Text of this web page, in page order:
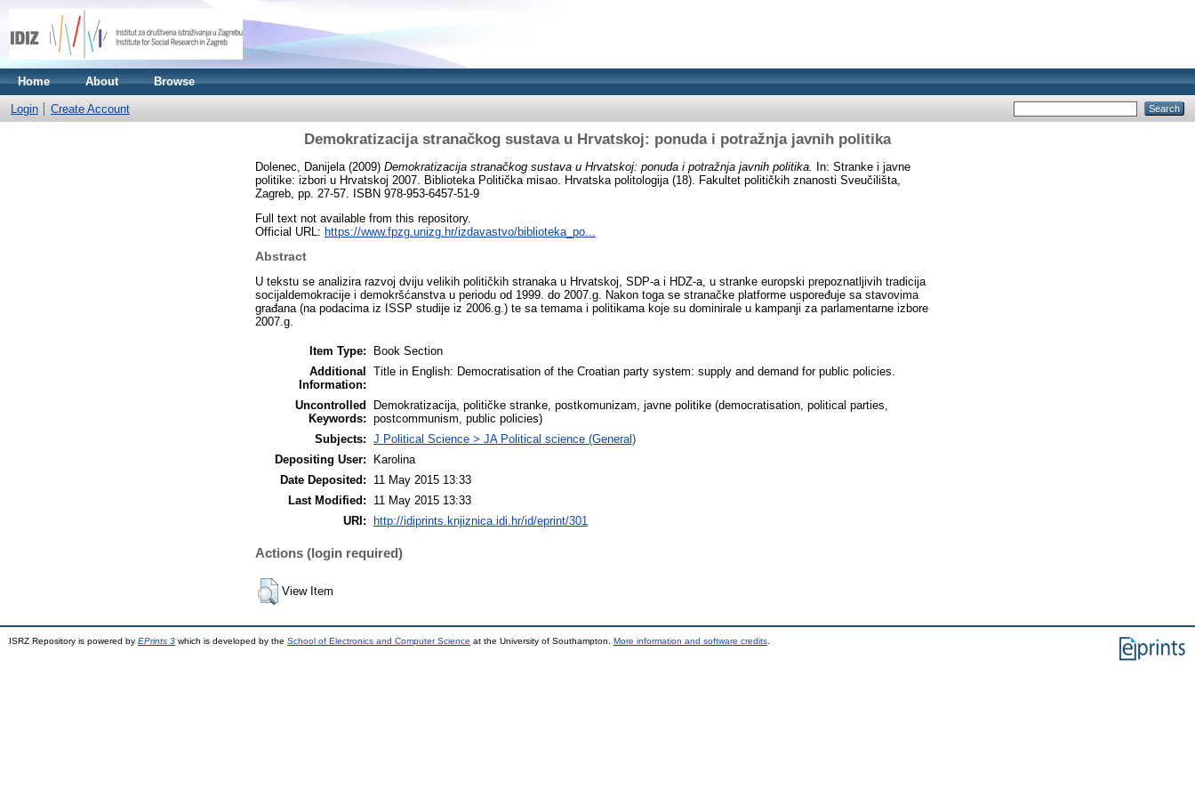
Home About Browse
Login Create Account
Demokratizacija stranačkog sustava u Hrvatskoj: ponuda i potražnja javnih politika
Dolenec, Danijela (2009) Demokratizacija stranačkog sustava u Hrvatskoj: ponuda i potražnja javnih politika.
In: Stranke i javne
politike: izbori u Hrvatskoj 2007. Biblioteka Politička misao. Hrvatska politologija (18). Fakultet političkih znanosti Sveučilišta,
Zagreb, pp. 27-57. ISBN 978-953-6457-51-9
Full text not available from this repository.
Official URL: https://www.fpzg.unizg.hr/izdavastvo/biblioteka_po...
Abstract
U tekstu se analizira razvoj dviju velikih političkih stranaka u Hrvatskoj, SDP-a i HDZ-a, u stranke europski prepoznatljivih tradicija
socijaldemokracije i demokršćanstva u periodu od 1999. do 2007.g. Nakon toga se stranačke platforme uspoređuje sa stavovima
građana (na podacima iz ISSP studije iz 2006.g.) te sa temama i politikama koje su dominirale u kampanji za parlamentarne izbore
2007.g.
Item Type:
Book Section
Additional
Information:
Title in English: Democratisation of the Croatian party system: supply and demand for public policies.
Uncontrolled
Keywords:
Demokratizacija, političke stranke, postkomunizam, javne politike (democratisation, political parties,
postcommunism, public policies)
Subjects: J Political Science > JA Political science (General)
Depositing User:
Karolina
Date Deposited:
11 May 2015 13:33
Last Modified:
11 May 2015 13:33
URI:
http://idiprints.knjiznica.idi.hr/id/eprint/301
Actions (login required)
View Item
ISRZ Repository is powered by EPrints 3 which is developed by the School of Electronics and Computer Science at the University of Southampton. More information and software credits